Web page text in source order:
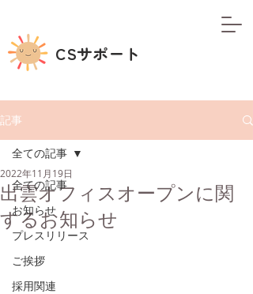
CSサポート
記事
全ての記事
お知らせ
プレスリリース
ご挨拶
採用関連
全ての記事
出雲オフィスオープンに関
するお知らせ
2022年11月19日